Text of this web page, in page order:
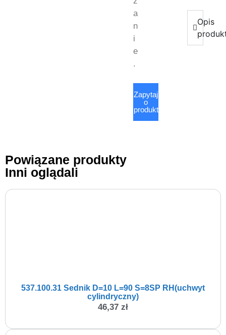
a
n
i
e
.
Zapytaj
o
produkt
Opis
Powiązane produkty
Inni oglądali
537.100.31 Sednik D=10 L=90 S=8SP RH(uchwyt
cylindryczny)
46,37 zł